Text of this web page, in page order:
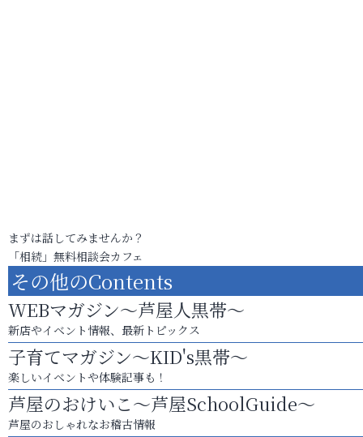
まずは話してみませんか？
「相続」無料相談会カフェ
その他のContents
WEBマガジン～芦屋人黒帯～
新店やイベント情報、最新トピックス
子育てマガジン～KID's黒帯～
楽しいイベントや体験記事も！
芦屋のおけいこ～芦屋SchoolGuide～
芦屋のおしゃれなお稽古情報